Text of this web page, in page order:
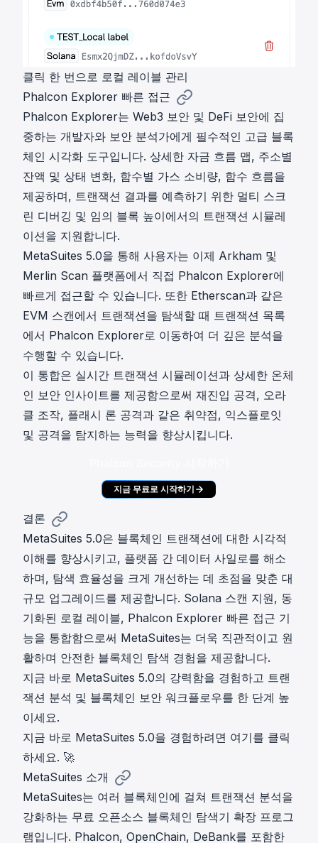
클릭 한 번으로 로컬 레이블 관리
Phalcon Explorer 빠른 접근
Phalcon Explorer는 Web3 보안 및 DeFi 보안에 집
중하는 개발자와 보안 분석가에게 필수적인 고급 블록
체인 시각화 도구입니다. 상세한 자금 흐름 맵, 주소별
잔액 및 상태 변화, 함수별 가스 소비량, 함수 흐름을
제공하며, 트랜잭션 결과를 예측하기 위한 멀티 스크
린 디버깅 및 임의 블록 높이에서의 트랜잭션 시뮬레
이션을 지원합니다.
MetaSuites 5.0을 통해 사용자는 이제 Arkham 및
Merlin Scan 플랫폼에서 직접 Phalcon Explorer에
빠르게 접근할 수 있습니다. 또한 Etherscan과 같은
EVM 스캔에서 트랜잭션을 탐색할 때 트랜잭션 목록
에서 Phalcon Explorer로 이동하여 더 깊은 분석을
수행할 수 있습니다.
이 통합은 실시간 트랜잭션 시뮬레이션과 상세한 온체
인 보안 인사이트를 제공함으로써 재진입 공격, 오라
클 조작, 플래시 론 공격과 같은 취약점, 익스플로잇
및 공격을 탐지하는 능력을 향상시킵니다.
지금 무료로 시작하기
결론
MetaSuites 5.0은 블록체인 트랜잭션에 대한 시각적
이해를 향상시키고, 플랫폼 간 데이터 사일로를 해소
하며, 탐색 효율성을 크게 개선하는 데 초점을 맞춘 대
규모 업그레이드를 제공합니다. Solana 스캔 지원, 동
기화된 로컬 레이블, Phalcon Explorer 빠른 접근 기
능을 통합함으로써 MetaSuites는 더욱 직관적이고 원
활하며 안전한 블록체인 탐색 경험을 제공합니다.
지금 바로 MetaSuites 5.0의 강력함을 경험하고 트랜
잭션 분석 및 블록체인 보안 워크플로우를 한 단계 높
이세요.
지금 바로 MetaSuites 5.0을 경험하려면 여기를 클릭
하세요. 🚀
MetaSuites 소개
MetaSuites는 여러 블록체인에 걸쳐 트랜잭션 분석을
강화하는 무료 오픈소스 블록체인 탐색기 확장 프로그
램입니다. Phalcon, OpenChain, DeBank를 포함한